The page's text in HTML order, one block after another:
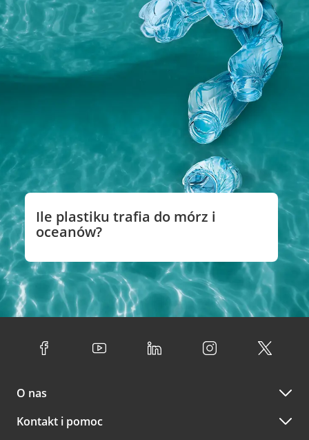
Ile plastiku trafia do mórz i
oceanów?
O nas
Kontakt i pomoc